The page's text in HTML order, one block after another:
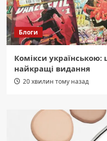
Блоги
Комікси
найкращі видання
20 хвилин тому назад